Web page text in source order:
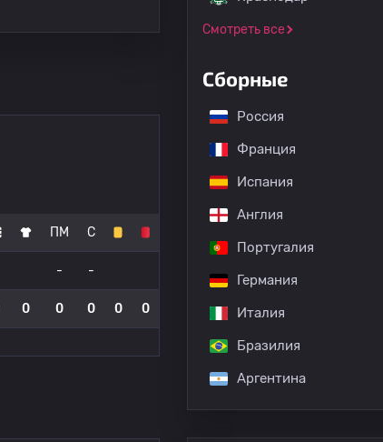
ПМ С
- -
0 0 0 0 0
Смотреть все
Сборные
Россия
Франция
Испания
Англия
Португалия
Германия
Италия
Бразилия
Аргентина